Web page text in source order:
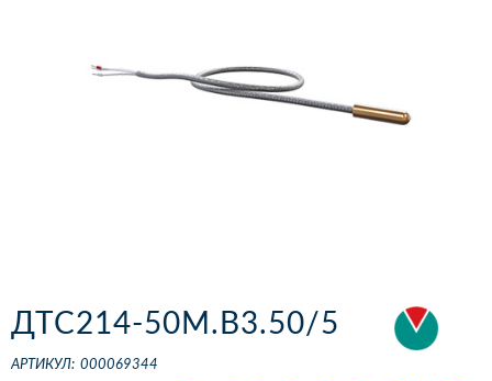
ДТС214-50М.В3.50/5
АРТИКУЛ: 000069344